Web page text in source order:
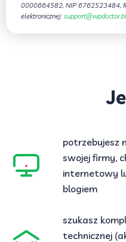
potrzebujesz
swojej firmy,
internetowy
blogiem
szukasz
technicznej
0000664582, NIP 6762523484,
elektronicznej: